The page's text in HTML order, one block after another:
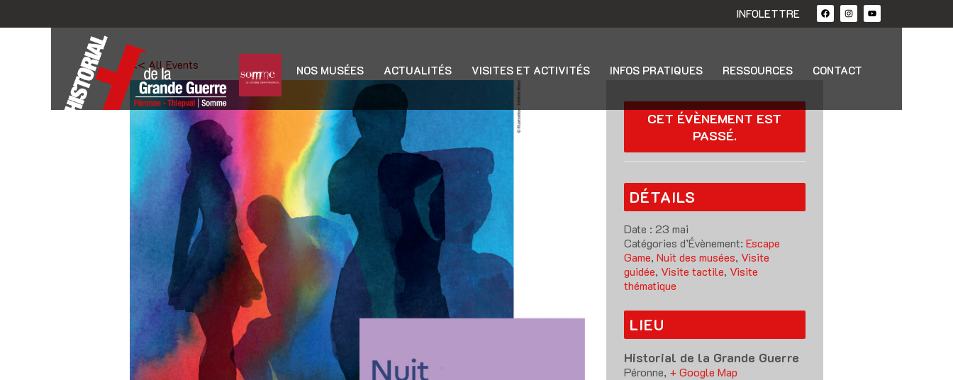
INFOLETTRE
NOS MUSÉES ACTUALITÉS VISITES ET ACTIVITÉS INFOS PRATIQUES RESSOURCES CONTACT
<< All Events
CET ÉVÈNEMENT EST
PASSÉ.
DÉTAILS
Date : 23 mai
Catégories d’Évènement: Escape
Game, Nuit des musées, Visite
guidée, Visite tactile, Visite
thématique
LIEU
Historial de la Grande Guerre
Péronne, + Google Map